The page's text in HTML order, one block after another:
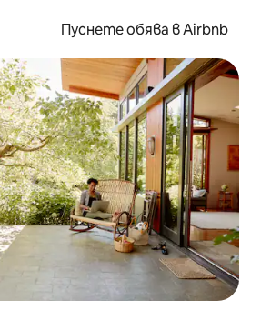
Пуснете обява в Airbnb